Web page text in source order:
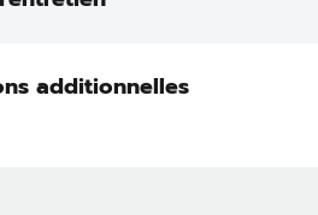
additionnelles